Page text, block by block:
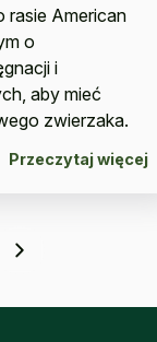
rasie American
o
i
aby mieć
zwierzaka.
Przeczytaj więcej